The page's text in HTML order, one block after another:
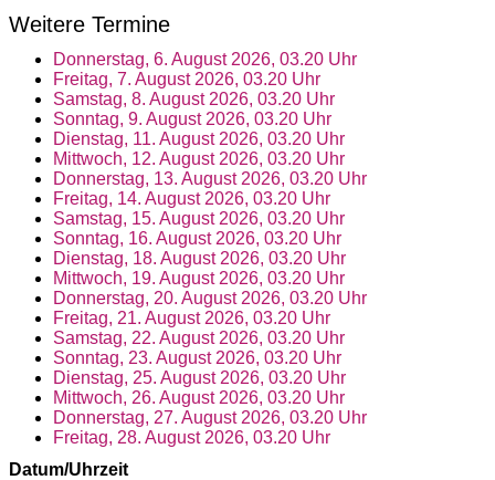
Weitere Termine
Donnerstag, 6. August 2026, 03.20 Uhr
Freitag, 7. August 2026, 03.20 Uhr
Samstag, 8. August 2026, 03.20 Uhr
Sonntag, 9. August 2026, 03.20 Uhr
Dienstag, 11. August 2026, 03.20 Uhr
Mittwoch, 12. August 2026, 03.20 Uhr
Donnerstag, 13. August 2026, 03.20 Uhr
Freitag, 14. August 2026, 03.20 Uhr
Samstag, 15. August 2026, 03.20 Uhr
Sonntag, 16. August 2026, 03.20 Uhr
Dienstag, 18. August 2026, 03.20 Uhr
Mittwoch, 19. August 2026, 03.20 Uhr
Donnerstag, 20. August 2026, 03.20 Uhr
Freitag, 21. August 2026, 03.20 Uhr
Samstag, 22. August 2026, 03.20 Uhr
Sonntag, 23. August 2026, 03.20 Uhr
Dienstag, 25. August 2026, 03.20 Uhr
Mittwoch, 26. August 2026, 03.20 Uhr
Donnerstag, 27. August 2026, 03.20 Uhr
Freitag, 28. August 2026, 03.20 Uhr
Datum/Uhrzeit